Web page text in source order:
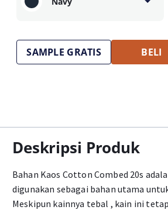
SAMPLE GRATIS BELI
Deskripsi Produk
Bahan Kaos Cotton Combed 20s
digunakan sebagai bahan utama
Meskipun kainnya tebal , kain ini